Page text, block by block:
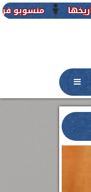
فرع جامعة